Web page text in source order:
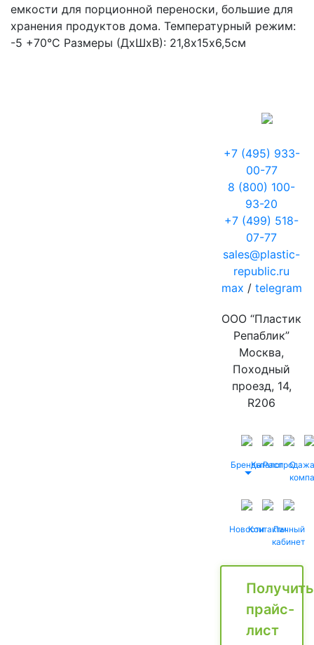
емкости для порционной переноски, большие для
хранения продуктов дома. Температурный режим:
-5 +70°С Размеры (ДхШхВ): 21,8х15х6,5см
+7 (495) 933-
00-77
8 (800) 100-
93-20
+7 (499) 518-
07-77
sales@plastic-
republic.ru
max / telegram
ООО “Пластик
Репаблик”
Москва,
Походный
проезд, 14,
R206
БрендыКаталог
Распродажа
О
НовостиКонтактыЛичный
кабинет
Получить
прайс-
лист